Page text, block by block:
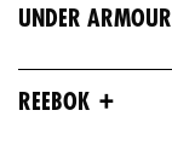
UNDER ARMOUR
REEBOK +